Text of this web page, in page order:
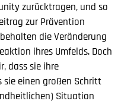
zurücktragen, und so
zur Prävention
die Veränderung
ihres Umfelds. Doch
dass sie ihre
sie einen großen Schritt
Situation